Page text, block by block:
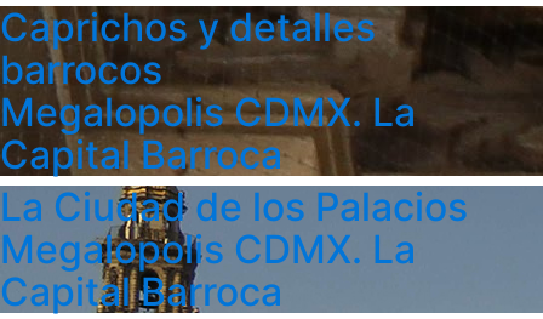
Caprichos y detalles
barrocos
Megalopolis CDMX. La
Capital Barroca
La Ciudad de los Palacios
Megalopolis CDMX. La
Capital Barroca